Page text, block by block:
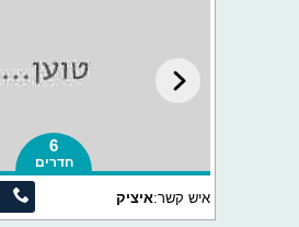
6
חדרים
איש קשר:איציק